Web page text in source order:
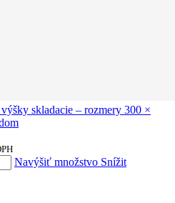
skladacie – rozmery 300 ×
Navýšiť množstvo Snížit